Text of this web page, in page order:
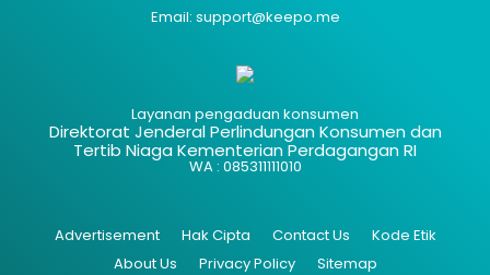
Email: support@keepo.me
Layanan pengaduan konsumen
Direktorat Jenderal Perlindungan Konsumen dan
Tertib Niaga Kementerian Perdagangan RI
WA : 085311111010
Advertisement Hak Cipta Contact Us
Kode Etik
About Us
Privacy Policy Sitemap